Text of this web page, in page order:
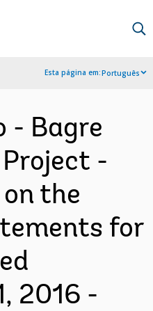
Esta página em:Português
- Bagre
-
the
for
2016 -